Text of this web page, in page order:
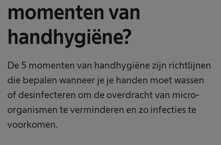
momenten van
handhygiëne?
De 5 momenten van handhygiëne zijn richtlijnen
die bepalen wanneer je je handen moet wassen
of desinfecteren om de overdracht van micro-
organismen te verminderen en zo infecties te
voorkomen.